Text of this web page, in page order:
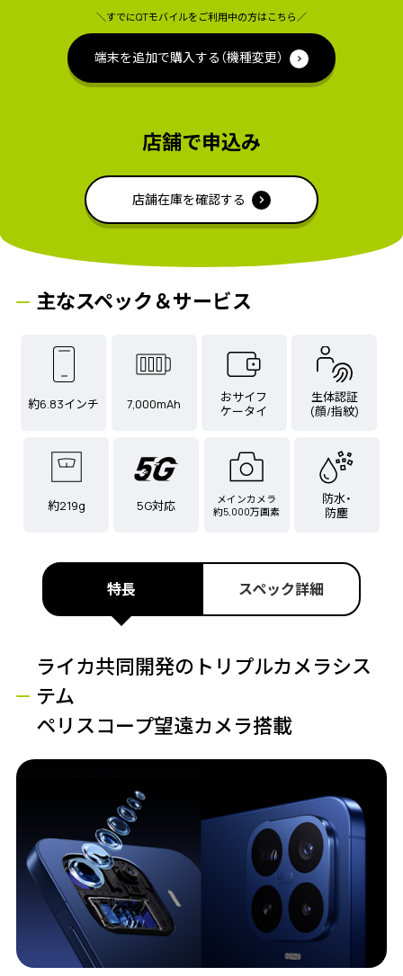
＼すでにQTモバイルをご利用中の方はこちら／
端末を追加で購入する（機種変更）
店舗で申込み
店舗在庫を確認する
主なスペック＆サービス
約6.83インチ 7,000mAh
おサイフ
ケータイ
生体認証
(顔/指紋)
約219g 5G対応
メインカメラ
約5,000万画素
防水・
防塵
特長 スペック詳細
ライカ共同開発のトリプルカメラシス
テム
ペリスコープ望遠カメラ搭載